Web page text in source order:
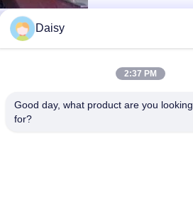
Daisy
2:37 PM
Good day, what product are you looking
for?